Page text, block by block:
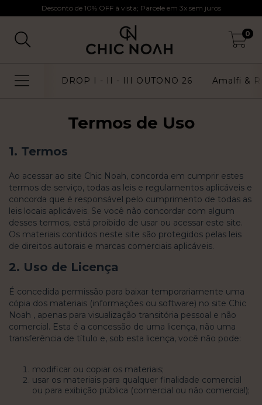
Desconto de 10% OFF à vista; Parcele em 3x sem juros
0
DROP I - II - III OUTONO 26 Amalfi &
Termos de Uso
1. Termos
Ao acessar ao site Chic Noah, concorda em cumprir estes
termos de serviço, todas as leis e regulamentos aplicáveis ​​e
concorda que é responsável pelo cumprimento de todas as
leis locais aplicáveis. Se você não concordar com algum
desses termos, está proibido de usar ou acessar este site.
Os materiais contidos neste site são protegidos pelas leis
de direitos autorais e marcas comerciais aplicáveis.
2. Uso de Licença
É concedida permissão para baixar temporariamente uma
cópia dos materiais (informações ou software) no site Chic
Noah , apenas para visualização transitória pessoal e não
comercial. Esta é a concessão de uma licença, não uma
transferência de título e, sob esta licença, você não pode:
modificar ou copiar os materiais;
usar os materiais para qualquer finalidade comercial
ou para exibição pública (comercial ou não comercial);